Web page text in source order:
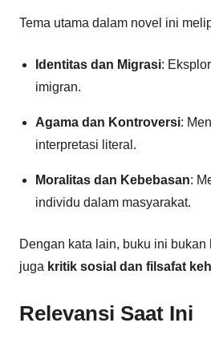
Tema utama dalam novel ini
Identitas dan Migrasi:
imigran.
Agama dan Kontroversi:
interpretasi literal.
Moralitas dan Kebebasan:
individu dalam masyarakat.
Dengan kata lain, buku ini bukan
juga kritik sosial dan filsafat
Relevansi Saat Ini